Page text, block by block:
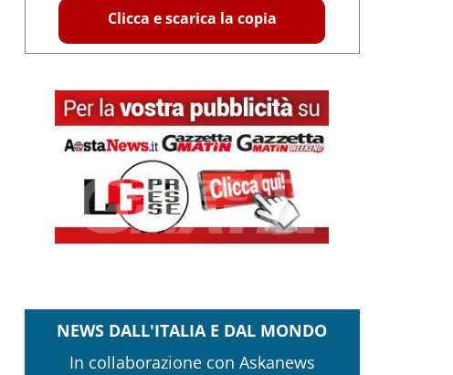
Clicca e scarica la copia
NEWS DALL'ITALIA E DAL MONDO
In collaborazione con Askanews